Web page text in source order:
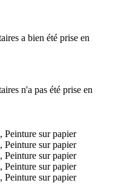
a bien été prise en
n'a pas été prise en